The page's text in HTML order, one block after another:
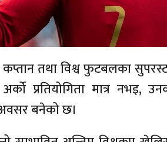
तथा विश्व फुटबलका
प्रतियोगिता मात्र नभइ,
अवसर बनेको छ।